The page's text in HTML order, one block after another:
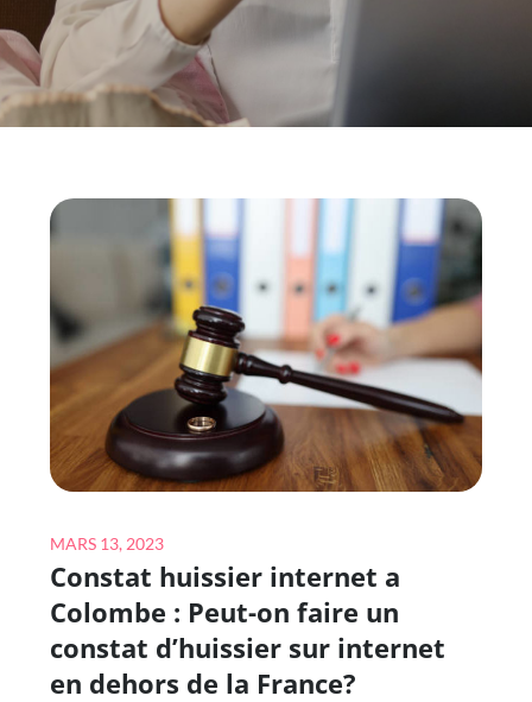
Posted
on
MARS 13, 2023
Constat huissier internet a
Colombe : Peut-on faire un
constat d’huissier sur internet
en dehors de la France?